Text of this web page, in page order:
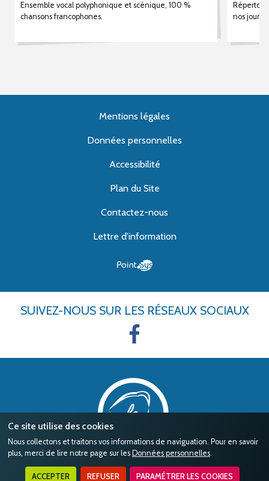
Ce site utilise des cookies
Nous collectons et traitons vos informations de naviguation. Pour en savoir
plus, merci de lire notre page sur les Données personnelles.
ACCEPTER REFUSER PARAMÉTRER LES COOKIES
Ensemble vocal polyphonique et scénique, 100 %
chansons francophones.
nos jours
Mentions légales
Données personnelles
Accessibilité
Plan du Site
Contactez-nous
Lettre d'information
SUIVEZ-NOUS SUR LES RÉSEAUX SOCIAUX